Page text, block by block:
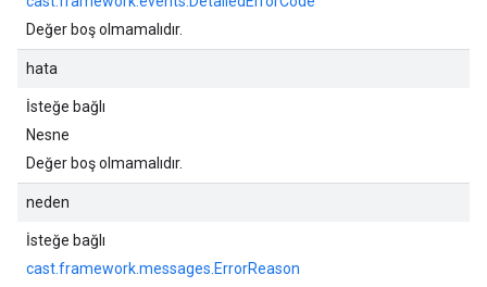
Değer boş olmamalıdır.
hata
İsteğe bağlı
Nesne
Değer boş olmamalıdır.
neden
İsteğe bağlı
cast.framework.messages.ErrorReason